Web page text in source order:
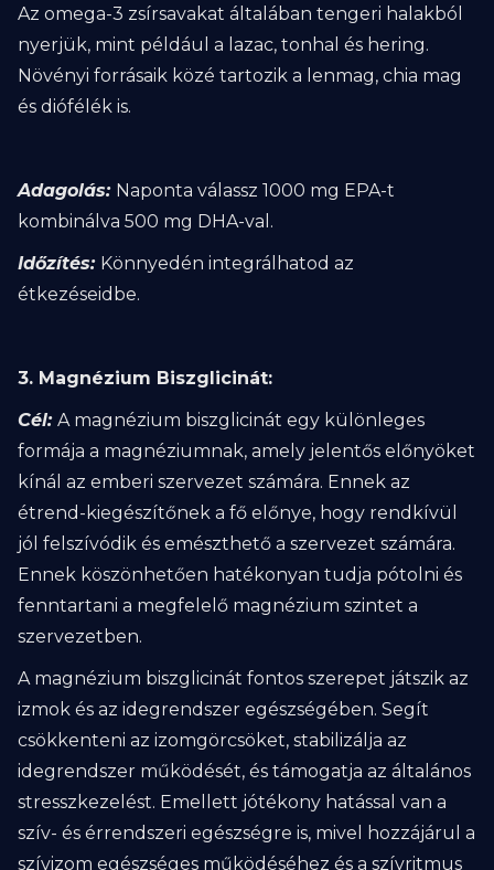
Az omega-3 zsírsavakat általában tengeri halakból
nyerjük, mint például a lazac, tonhal és hering.
Növényi forrásaik közé tartozik a lenmag, chia mag
és diófélék is.
Adagolás: Naponta válassz 1000 mg EPA-t
kombinálva 500 mg DHA-val.
Időzítés: Könnyedén integrálhatod az
étkezéseidbe.
3. Magnézium Biszglicinát:
Cél: A magnézium biszglicinát egy különleges
formája a magnéziumnak, amely jelentős előnyöket
kínál az emberi szervezet számára. Ennek az
étrend-kiegészítőnek a fő előnye, hogy rendkívül
jól felszívódik és emészthető a szervezet számára.
Ennek köszönhetően hatékonyan tudja pótolni és
fenntartani a megfelelő magnézium szintet a
szervezetben.
A magnézium biszglicinát fontos szerepet játszik az
izmok és az idegrendszer egészségében. Segít
csökkenteni az izomgörcsöket, stabilizálja az
idegrendszer működését, és támogatja az általános
stresszkezelést. Emellett jótékony hatással van a
szív- és érrendszeri egészségre is, mivel hozzájárul a
szívizom egészséges működéséhez és a szívritmus